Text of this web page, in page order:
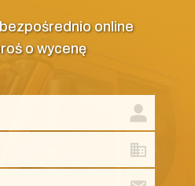
online
o wycenę